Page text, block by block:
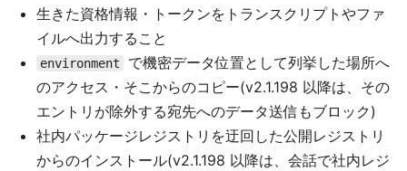
生きた資格情報・トークンをトランスクリプトやファ
イルへ出力すること
environment
で機密データ位置として列挙した場所へ
のアクセス・そこからのコピー(v2.1.198 以降は、その
エントリが除外する宛先へのデータ送信もブロック)
社内パッケージレジストリを迂回した公開レジストリ
からのインストール(v2.1.198 以降は、会話で社内レジ